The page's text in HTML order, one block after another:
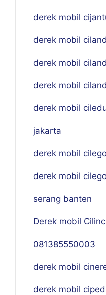
derek mobil
derek mobil
derek mobil
derek mobil
derek mobil
jakarta
derek mobil
derek mobil
serang banten
Derek mobil
081385550003
derek mobil
derek mobil